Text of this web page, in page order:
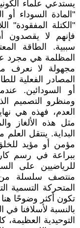
يستدعي علماء
"المادة السوداء
"الكتلة المفقودة"
فإنهم لا يقصدون
سببية. الطاقة
المظلمة هي مجرد
مجهولة لا نعرف
المصادر الفعلية
أو السودائين.
ومنظرو التصميم
العدم، فهذه هي
مثل هذه الألغاز
البداية. ينتقل
مؤمن أو مؤيد
ببراعة في رسم
للرياضيين على
منتصف سلسلة من
المتحركة التسمية
تكون أكثر وضوحًا
بالنسبة لأسلافنا في
التوحيدية